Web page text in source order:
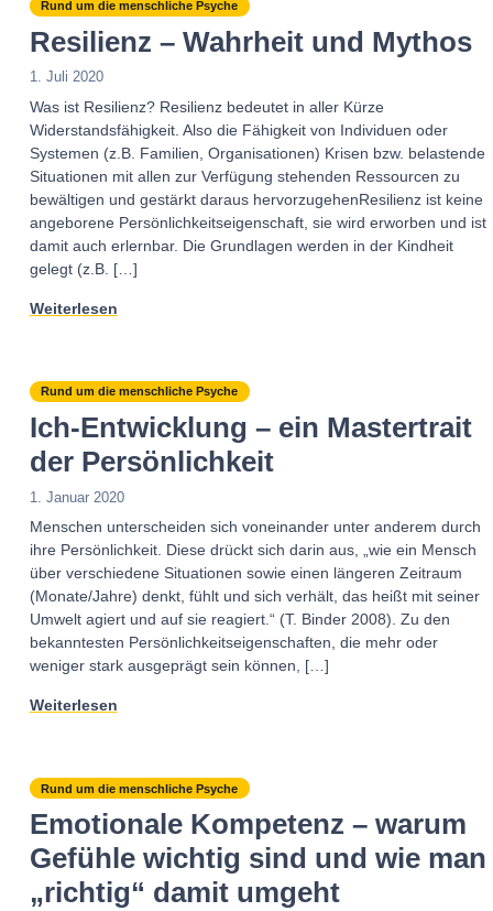
Rund um die menschliche Psyche
Resilienz – Wahrheit und Mythos
1. Juli 2020
Was ist Resilienz? Resilienz bedeutet in aller Kürze
Widerstandsfähigkeit. Also die Fähigkeit von Individuen oder
Systemen (z.B. Familien, Organisationen) Krisen bzw. belastende
Situationen mit allen zur Verfügung stehenden Ressourcen zu
bewältigen und gestärkt daraus hervorzugehenResilienz ist keine
angeborene Persönlichkeitseigenschaft, sie wird erworben und ist
damit auch erlernbar. Die Grundlagen werden in der Kindheit
gelegt (z.B. […]
Weiterlesen
Rund um die menschliche Psyche
Ich-Entwicklung – ein Mastertrait
der Persönlichkeit
1. Januar 2020
Menschen unterscheiden sich voneinander unter anderem durch
ihre Persönlichkeit. Diese drückt sich darin aus, „wie ein Mensch
über verschiedene Situationen sowie einen längeren Zeitraum
(Monate/Jahre) denkt, fühlt und sich verhält, das heißt mit seiner
Umwelt agiert und auf sie reagiert.“ (T. Binder 2008). Zu den
bekanntesten Persönlichkeitseigenschaften, die mehr oder
weniger stark ausgeprägt sein können, […]
Weiterlesen
Rund um die menschliche Psyche
Emotionale Kompetenz – warum
Gefühle wichtig sind und wie man
„richtig“ damit umgeht